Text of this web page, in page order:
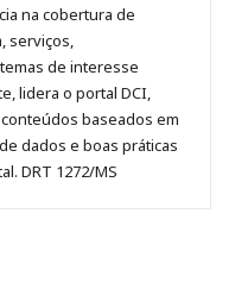
na cobertura de
serviços,
de interesse
lidera o portal DCI,
baseados em
dados e boas práticas
DRT 1272/MS